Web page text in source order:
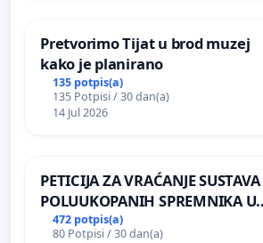
Pretvorimo Tijat u brod muzej
kako je planirano
135 potpis(a)
135 Potpisi / 30 dan(a)
14 Jul 2026
PETICIJA ZA VRAĆANJE SUSTAVA
POLUUKOPANIH SPREMNIKA U
NASELJU KOLANJSKI GAJAC
472 potpis(a)
80 Potpisi / 30 dan(a)